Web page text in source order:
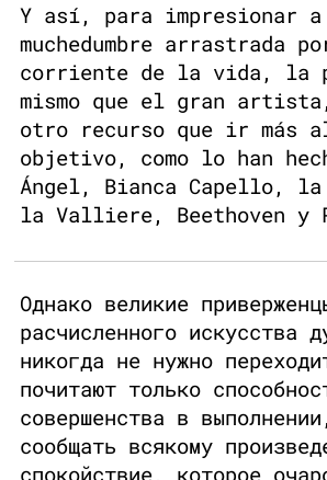
Y así, para impresionar a
muchedumbre arrastrada
corriente de la vida, la
mismo que el gran
otro recurso que ir más
objetivo, como lo han
Ángel, Bianca Capello,
la Valliere, Beethoven y
Однако великие
расчисленного искусства
никогда не нужно
почитают только
совершенства в
сообщать всякому
спокойствие, которое